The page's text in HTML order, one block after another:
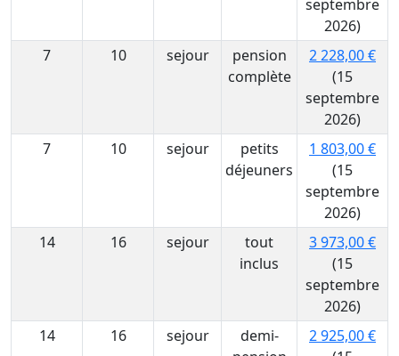
septembre
2026)
7
10 sejour
pension
complète
2 228,00 €
(15
septembre
2026)
7
10 sejour
petits
déjeuners
1 803,00 €
(15
septembre
2026)
14
16 sejour
tout
inclus
3 973,00 €
(15
septembre
2026)
14
16 sejour
demi-
2 925,00 €